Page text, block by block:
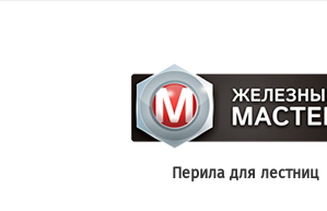
Перила для лестниц